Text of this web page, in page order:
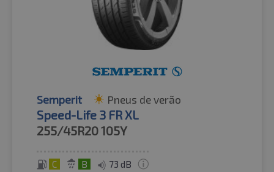
Semperit Pneus de verão
Speed-Life 3 FR XL
255/45R20105Y
C B 73 dB